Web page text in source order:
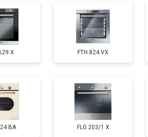
X FTH 824 VX
BA FLG 203/1 X